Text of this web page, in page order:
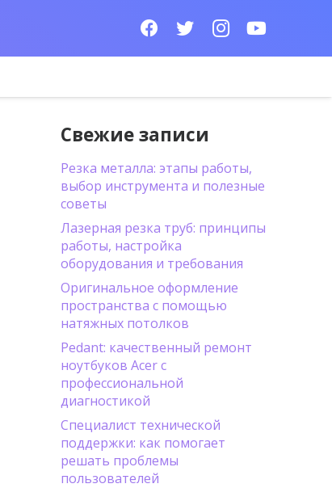
Свежие записи
Резка металла: этапы работы,
выбор инструмента и полезные
советы
Лазерная резка труб: принципы
работы, настройка
оборудования и требования
Оригинальное оформление
пространства с помощью
натяжных потолков
Pedant: качественный ремонт
ноутбуков Acer с
профессиональной
диагностикой
Специалист технической
поддержки: как помогает
решать проблемы
пользователей